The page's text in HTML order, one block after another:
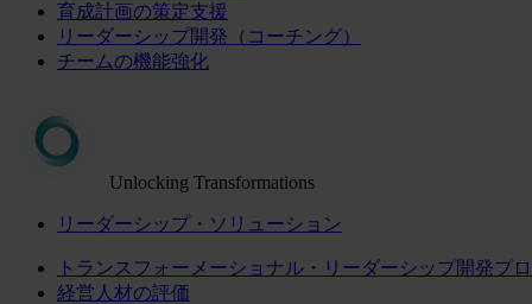
育成計画の策定支援
リーダーシップ開発（コーチング）
チームの機能強化
Unlocking Transformations
リーダーシップ・ソリューション
トランスフォーメーショナル・リーダーシップ開発プ
経営人材の評価